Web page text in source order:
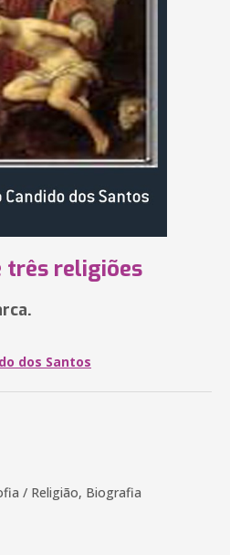
três religiões
dos Santos
/ Religião, Biografia